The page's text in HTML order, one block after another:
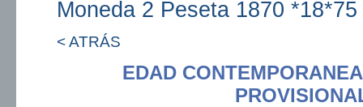
Moneda 2 Peseta 1870 *18*75
< ATRÁS
EDAD